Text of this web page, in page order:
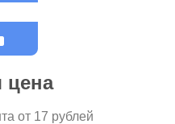
цена
от 17 рублей